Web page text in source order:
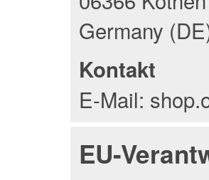
Germany
Kontakt
E-Mail:
EU-